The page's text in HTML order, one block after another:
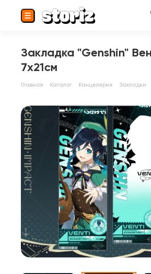
Закладка "Genshin"
7х21см
Главная Каталог Канцелярия Закладки